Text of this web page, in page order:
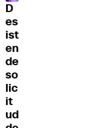
D
es
ist
en
de
so
lic
it
ud